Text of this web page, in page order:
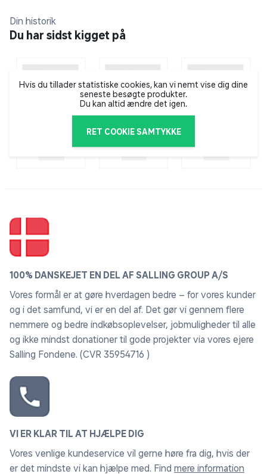
Din historik
Du har sidst kigget på
Hvis du tillader statistiske cookies, kan vi nemt vise dig dine
seneste besøgte produkter.
Du kan altid ændre det igen.
RET COOKIE SAMTYKKE
100% DANSKEJET EN DEL AF SALLING GROUP A/S
Vores formål er at gøre hverdagen bedre – for vores kunder
og i det samfund, vi er en del af. Det gør vi gennem flere
nemmere og bedre indkøbsoplevelser, jobmuligheder til alle
og ikke mindst donationer til gode projekter via vores ejere
Salling Fondene. (CVR 35954716 )
VI ER KLAR TIL AT HJÆLPE DIG
Vores venlige kundeservice vil gerne høre fra dig, hvis der
er det mindste vi kan hjælpe med. Find mere information